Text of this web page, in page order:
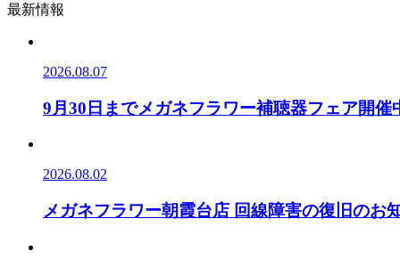
最新情報
2026.08.07
9月30日までメガネフラワー補聴器フェア開催
2026.08.02
メガネフラワー朝霞台店 回線障害の復旧のお